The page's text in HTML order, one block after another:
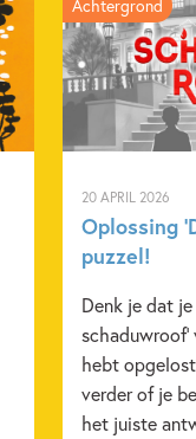
20 APRIL 2026
Oplossing
puzzel!
Denk je dat
schaduwroof'
hebt
verder of je
het juiste
Achtergrond